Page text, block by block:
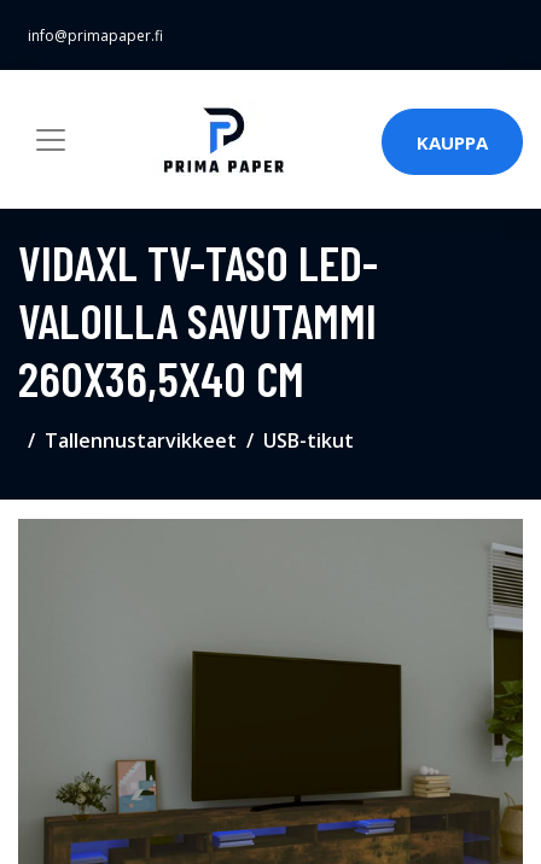
info@primapaper.fi
KAUPPA
VIDAXL TV-TASO LED-
VALOILLA SAVUTAMMI
260X36,5X40 CM
Tallennustarvikkeet USB-tikut